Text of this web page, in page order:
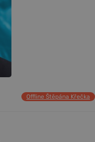
Offline Štěpána Křečka